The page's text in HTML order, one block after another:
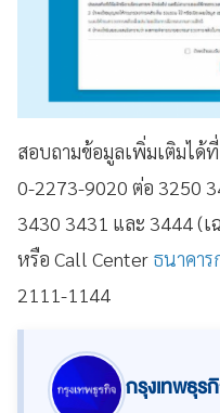
สอบถามข้อมูลเพิ่มเติมได้ที่
0-2273-9020 ต่อ 3250
3430 3431 และ 3444 (เ
หรือ Call Center ธนาคาร
2111-1144
กรุงเทพธุร